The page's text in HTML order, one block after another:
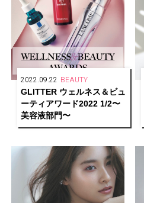
2022.09.22 BEAUTY
GLITTER ウェルネス＆ビュ
ーティアワード2022 1/2〜
美容液部門〜